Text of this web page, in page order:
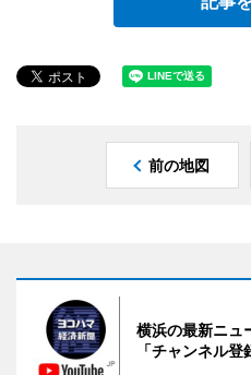
前の地図
横浜の最新ニュ
「チャンネル